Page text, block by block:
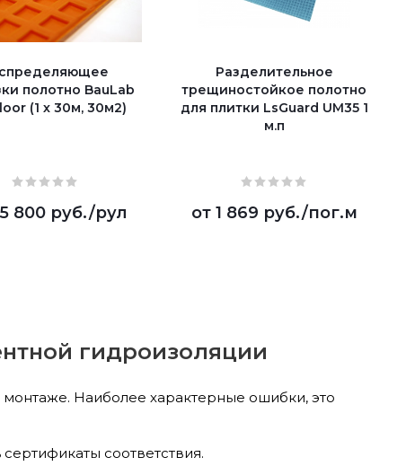
полотно BauLab
(1 х 30м, 30м2)
800 руб./рул
Разделительное
трещиностойкое полотно
для плитки LsGuard UM35 1
м.п
от 1 869 руб./пог.м
гидроизоляции
Наиболее характерные ошибки, это
соответствия.